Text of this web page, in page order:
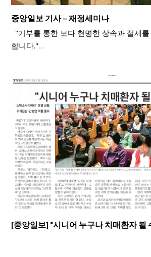
중앙일보 기사 – 재정세미나
"기부를 통한 보다 현명한 상속과 절세
합니다."…
[중앙일보] “시니어 누구나 치매환자 될